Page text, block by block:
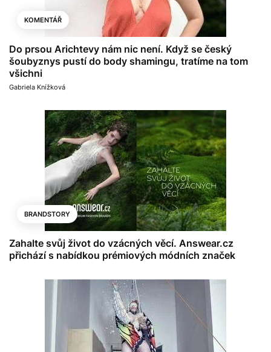
KOMENTÁŘ
Do prsou Arichtevy nám nic není. Když se český
šoubyznys pustí do body shamingu, tratíme na tom
všichni
Gabriela Knížková
BRANDSTORY
Zahalte svůj život do vzácných věcí. Answear.cz
přichází s nabídkou prémiových módních značek